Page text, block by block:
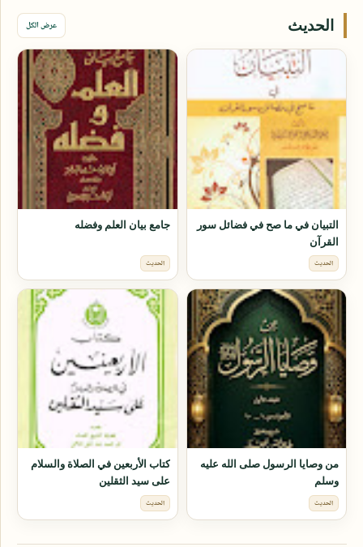
الحديث عرض الكل
التبيان في ما صح في فضائل سور
القرآن
الحديث
جامع بيان العلم وفضله
الحديث
من وصايا الرسول صلى الله عليه
وسلم
الحديث
كتاب الأربعين في الصلاة والسلام
على سيد الثقلين
الحديث